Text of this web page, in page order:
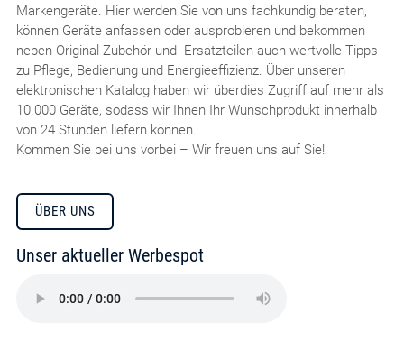
Markengeräte. Hier werden Sie von uns fachkundig beraten,
können Geräte anfassen oder ausprobieren und bekommen
neben Original-Zubehör und -Ersatzteilen auch wertvolle Tipps
zu Pflege, Bedienung und Energieeffizienz. Über unseren
elektronischen Katalog haben wir überdies Zugriff auf mehr als
10.000 Geräte, sodass wir Ihnen Ihr Wunschprodukt innerhalb
von 24 Stunden liefern können.
Kommen Sie bei uns vorbei – Wir freuen uns auf Sie!
ÜBER UNS
Unser aktueller Werbespot